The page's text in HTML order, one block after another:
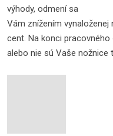
výhody, odmení sa
Vám znížením
cent. Na konci
alebo nie sú Vaše nožnice